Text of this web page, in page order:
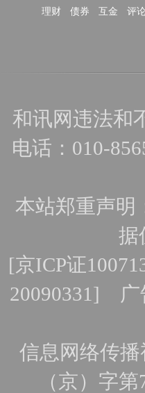
理财
债券 互金 评论
和讯网违法和
电话：010-
本站郑重声明
据
[京ICP证
20090331] 广
信息网络传
（京）字